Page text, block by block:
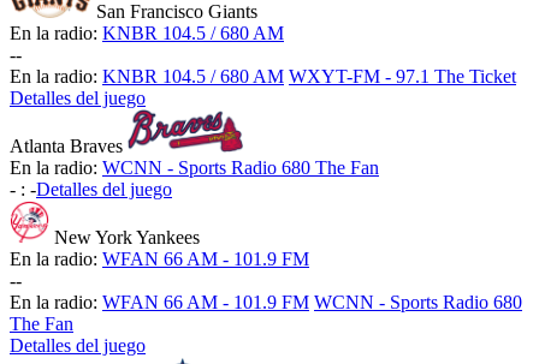
San Francisco Giants
En la radio: KNBR 104.5 / 680 AM
--
En la radio: KNBR 104.5 / 680 AM WXYT-FM - 97.1 The Ticket
Detalles del juego
Atlanta Braves
En la radio: WCNN - Sports Radio 680 The Fan
- : -Detalles del juego
New York Yankees
En la radio: WFAN 66 AM - 101.9 FM
--
En la radio: WFAN 66 AM - 101.9 FM WCNN - Sports Radio 680
The Fan
Detalles del juego